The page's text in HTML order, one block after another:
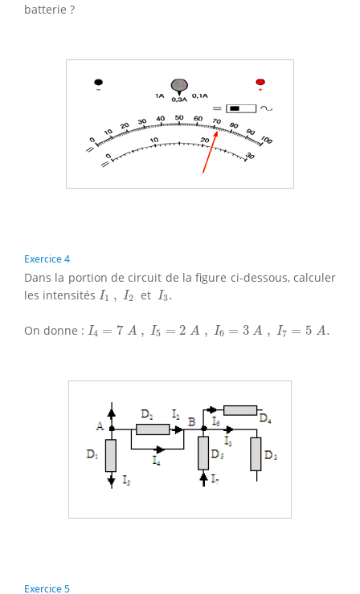
batterie ?
Exercice 4
Dans la portion de circuit de la figure ci-dessous, calculer
les intensités I1 , I2
I1 2 et I3.
I3
On donne : I4 = 7 A , I5 = 2 A , I6 = 3 A , I7 = 5 A.
I4 A I 2A 6 =3 I 5A .
Exercice 5